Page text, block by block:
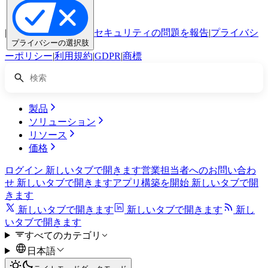
|
プライバシーの選択肢
セキュリティの問題を報告|プライバシ
ーポリシー|利用規約|GDPR|商標
製品
ソリューション
リソース
価格
ログイン 新しいタブで開きます営業担当者へのお問い合わ
せ 新しいタブで開きますアプリ構築を開始 新しいタブで開
きます
新しいタブで開きます
新しいタブで開きます
新し
いタブで開きます
すべてのカテゴリ
日本語